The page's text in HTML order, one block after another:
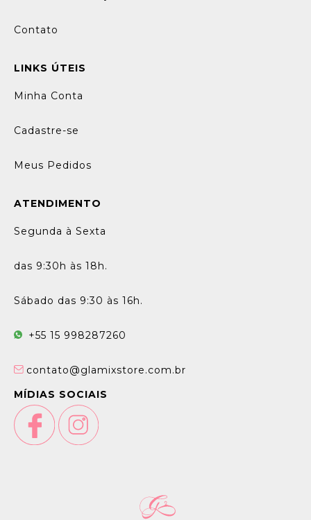
Contato
LINKS ÚTEIS
Minha Conta
Cadastre-se
Meus Pedidos
ATENDIMENTO
Segunda à Sexta
das 9:30h às 18h.
Sábado das 9:30 às 16h.
+55 15 998287260
contato@glamixstore.com.br
MÍDIAS SOCIAIS